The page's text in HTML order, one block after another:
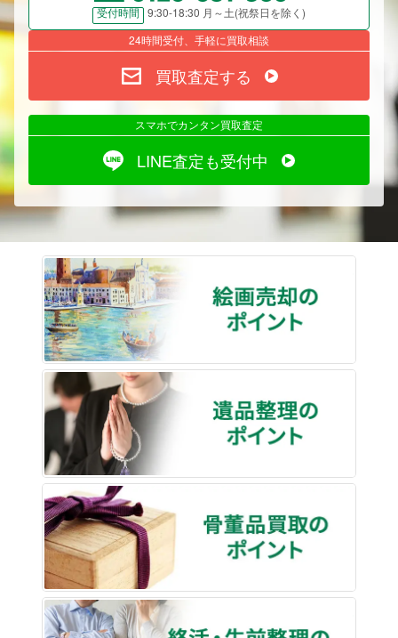
受付時間
9:30-18:30 月～土(祝祭日を除く)
24時間受付、手軽に買取相談
買取査定する
スマホでカンタン買取査定
LINE査定も受付中